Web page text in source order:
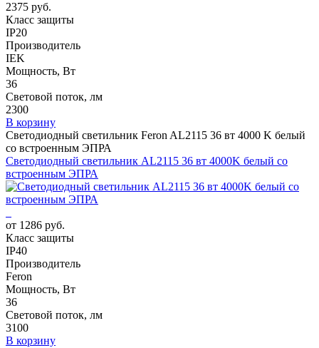
2375 руб.
Класс защиты
IP20
Производитель
IEK
Мощность, Вт
36
Световой поток, лм
2300
В корзину
Светодиодный светильник Feron AL2115 36 вт 4000 K белый
со встроенным ЭПРА
Светодиодный светильник AL2115 36 вт 4000K белый со
встроенным ЭПРА
от 1286 руб.
Класс защиты
IP40
Производитель
Feron
Мощность, Вт
36
Световой поток, лм
3100
В корзину